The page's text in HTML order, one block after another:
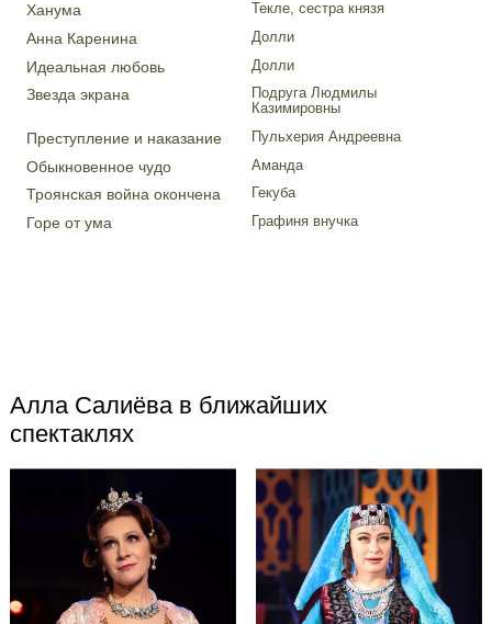
Ханума Текле, сестра князя
Анна Каренина Долли
Идеальная любовь Долли
Звезда экрана
Подруга Людмилы
Казимировны
Преступление и наказание Пульхерия Андреевна
Обыкновенное чудо Аманда
Троянская война окончена Гекуба
Горе от ума Графиня внучка
Алла Салиёва в ближайших
спектаклях